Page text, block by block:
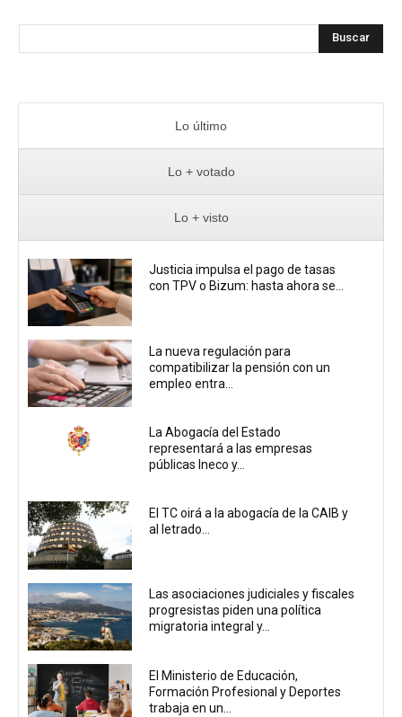
Buscar
Lo último
Lo + votado
Lo + visto
Justicia impulsa el pago de tasas
con TPV o Bizum: hasta ahora se...
La nueva regulación para
compatibilizar la pensión con un
empleo entra...
La Abogacía del Estado
representará a las empresas
públicas Ineco y...
El TC oirá a la abogacía de la CAIB y
al letrado...
Las asociaciones judiciales y fiscales
progresistas piden una política
migratoria integral y...
El Ministerio de Educación,
Formación Profesional y Deportes
trabaja en un...